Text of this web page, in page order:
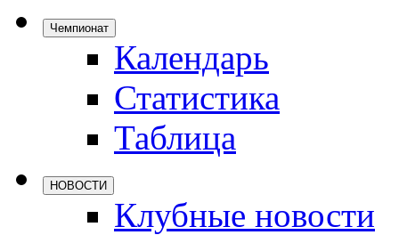
Чемпионат
Календарь
Статистика
Таблица
НОВОСТИ
Клубные новости